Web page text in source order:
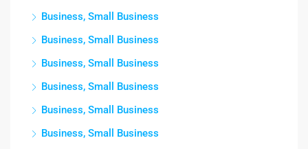
Business, Small Business
Business, Small Business
Business, Small Business
Business, Small Business
Business, Small Business
Business, Small Business